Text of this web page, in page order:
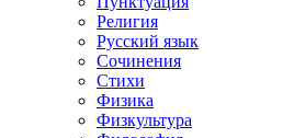
Религия
Русский язык
Сочинения
Стихи
Физика
Физкультура